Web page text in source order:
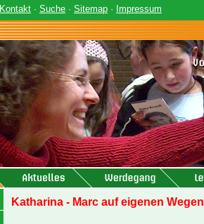
Kontakt · Suche · Sitemap · Impressum
Katharina - Marc auf eigenen Wegen